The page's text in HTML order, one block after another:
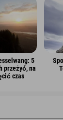
5
przeżyć, na
czas